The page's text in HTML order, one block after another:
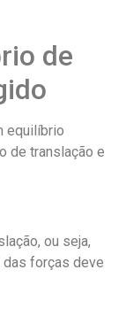
de
equilíbrio
de translação e
ou seja,
das forças deve